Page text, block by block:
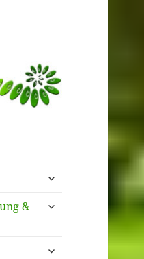
untermenü
&
untermenü
untermenü